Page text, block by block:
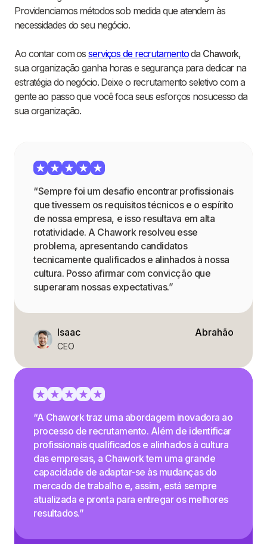
Providenciamos métodos sob medida que atendem às
necessidades do seu negócio.
Ao contar com osserviços de recrutamentoda Chawork,
sua organização ganha horas e segurança para dedicar na
estratégia do negócio. Deixe o recrutamento seletivo com a
gente ao passo que você foca seus esforços nosucesso da
sua organização.
“Sempre foi um desafio encontrar profissionais
que tivessem os requisitos técnicos e o espírito
de nossa empresa, e isso resultava em alta
rotatividade. A Chawork resolveu esse
problema, apresentando candidatos
tecnicamente qualificados e alinhados à nossa
cultura. Posso afirmar com convicção que
superaram nossas expectativas.”
Isaac
CEO
Abrahão
“A Chawork traz uma abordagem inovadora ao
processo de recrutamento. Além de identificar
profissionais qualificados e alinhados à cultura
das empresas, a Chawork tem uma grande
capacidade de adaptar-se às mudanças do
mercado de trabalho e, assim, está sempre
atualizada e pronta para entregar os melhores
resultados.”